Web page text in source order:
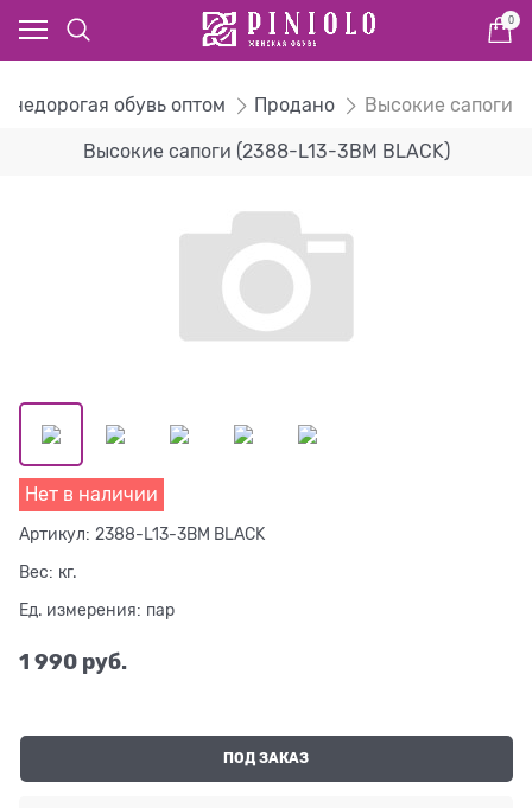
0
недорогая обувь оптом Продано Высокие сапоги
Высокие сапоги (2388-L13-3BM BLACK)
Нет в наличии
Артикул: 2388-L13-3BM BLACK
Вес: кг.
Ед. измерения: пар
1 990 руб.
ПОД ЗАКАЗ